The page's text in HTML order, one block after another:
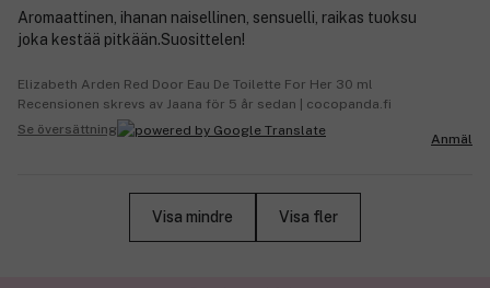
Aromaattinen, ihanan naisellinen, sensuelli, raikas tuoksu
joka kestää pitkään.Suosittelen!
Elizabeth Arden Red Door Eau De Toilette For Her 30 ml
Recensionen skrevs av Jaana för 5 år sedan | cocopanda.fi
Se översättning
Anmäl
Visa mindre Visa fler